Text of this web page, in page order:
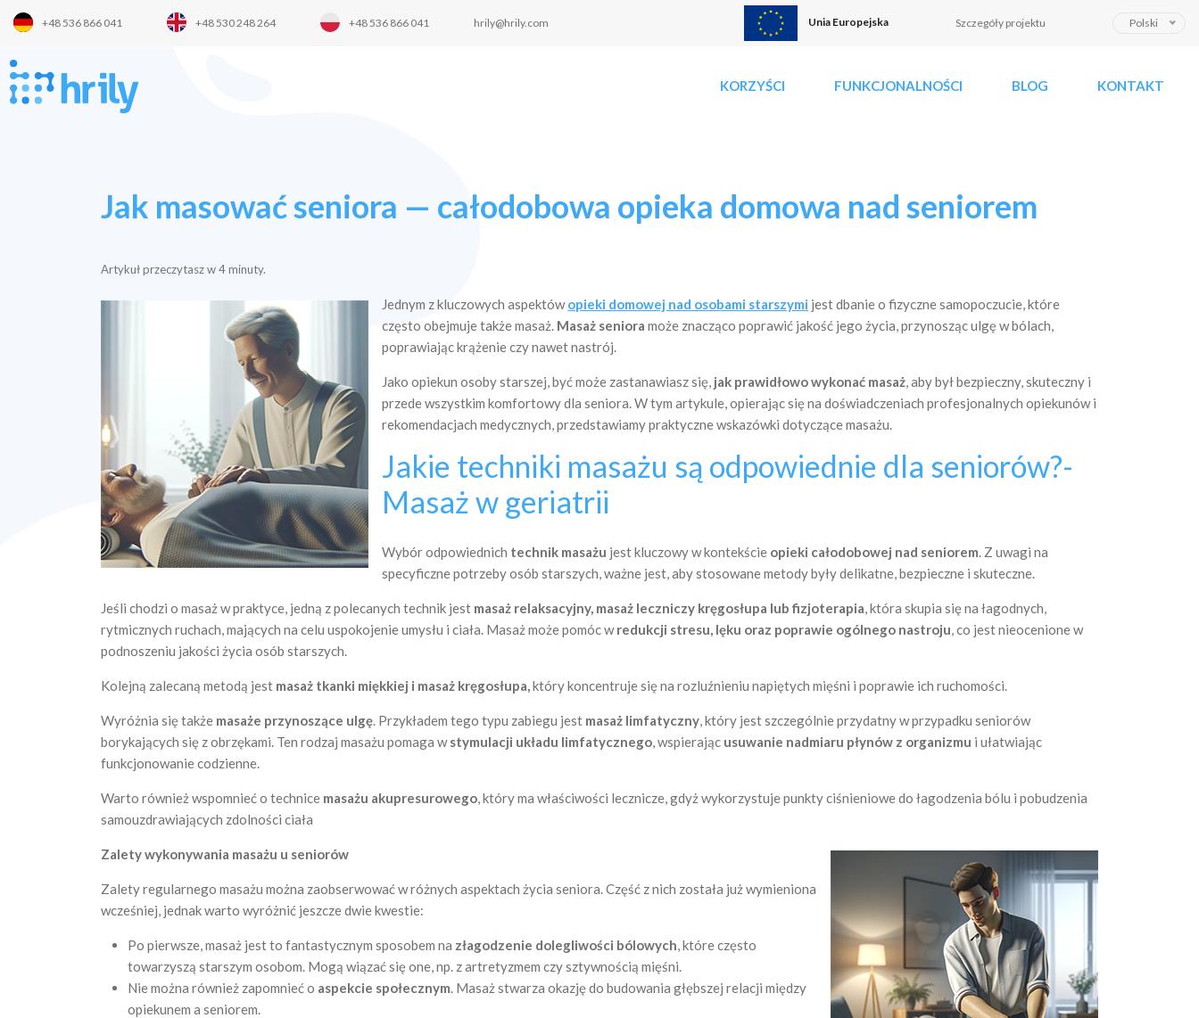
+48 536 866 041 +48 530 248 264 +48 536 866 041 hrily@hrily.com Unia Europejska Szczegóły projektu
i
Polski
KORZYŚCI FUNKCJONALNOŚCI BLOG KONTAKT
Jak masować seniora — całodobowa opieka domowa nad seniorem
Artykuł przeczytasz w4 minuty.
Jednym z kluczowych aspektówopieki domowej nad osobami starszymi jest dbanie o fizyczne samopoczucie, które
często obejmuje także masaż. Masaż seniora może znacząco poprawić jakość jego życia, przynosząc ulgę w bólach,
poprawiając krążenie czy nawet nastrój.
Jako opiekun osoby starszej, być może zastanawiasz się, jak prawidłowo wykonać masaż, aby był bezpieczny, skuteczny i
przede wszystkim komfortowy dla seniora. W tym artykule, opierając się na doświadczeniach profesjonalnych opiekunów i
rekomendacjach medycznych, przedstawiamy praktyczne wskazówki dotyczące masażu.
Jakie techniki masażu są odpowiednie dla seniorów?-
Masaż w geriatrii
Wybór odpowiednich technik masażu jest kluczowy w kontekście opieki całodobowej nad seniorem. Z uwagi na
specyficzne potrzeby osób starszych, ważne jest, aby stosowane metody były delikatne, bezpieczne i skuteczne.
Jeśli chodzi o masaż w praktyce, jedną z polecanych technik jest masaż relaksacyjny, masaż leczniczy kręgosłupa lub fizjoterapia, która skupia się na łagodnych,
rytmicznych ruchach, mających na celu uspokojenie umysłu i ciała. Masaż może pomóc wredukcji stresu, lęku oraz poprawie ogólnego nastroju, co jest nieocenione w
podnoszeniu jakości życia osób starszych.
Kolejną zalecaną metodą jest masaż tkanki miękkiej i masaż kręgosłupa,który koncentruje się na rozluźnieniu napiętych mięśni i poprawie ich ruchomości.
Wyróżnia się także masaże przynoszące ulgę. Przykładem tego typu zabiegu jest masaż limfatyczny, który jest szczególnie przydatny w przypadku seniorów
borykających się z obrzękami. Ten rodzaj masażu pomaga wstymulacji układu limfatycznego, wspierając usuwanie nadmiaru płynów z organizmu i ułatwiając
funkcjonowanie codzienne.
Warto również wspomnieć o technice masażu akupresurowego, który ma właściwości lecznicze, gdyż wykorzystuje punkty ciśnieniowe do łagodzenia bólu i pobudzenia
samouzdrawiających zdolności ciała
Zalety wykonywania masażu u seniorów
Zalety regularnego masażu można zaobserwować w różnych aspektach życia seniora. Część z nich została już wymieniona
wcześniej, jednak warto wyróżnić jeszcze dwie kwestie:
Po pierwsze, masaż jest to fantastycznym sposobem na złagodzenie dolegliwości bólowych, które często
towarzyszą starszym osobom. Mogą wiązać się one, np. z artretyzmem czy sztywnością mięśni.
Nie można również zapomnieć o aspekcie społecznym. Masaż stwarza okazję do budowania głębszej relacji między
opiekunem a seniorem.